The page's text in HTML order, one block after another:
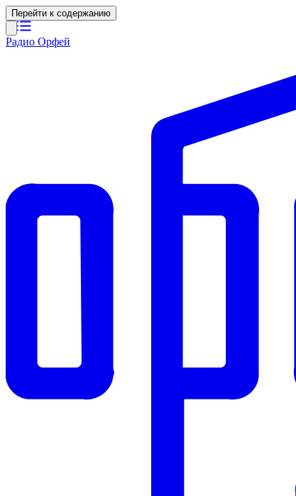
Перейти к содержанию
Радио Орфей